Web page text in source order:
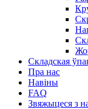
Складская
Пра нас
Навіны
FAQ
Звяжыцеся з